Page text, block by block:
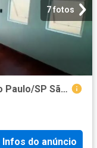
7 fotos
Casa / Sobrado para Venda em São Paulo/SP São Miguel Paulista 5 Quartos
Infos do anúncio